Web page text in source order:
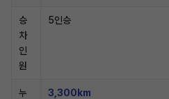
승
차
인
원
5인승
누
3,300km